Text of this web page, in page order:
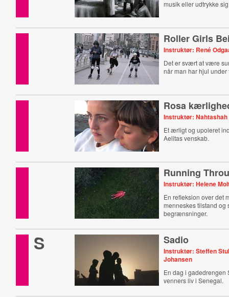
musik eller udtrykke
Roller Girls
Instruktør: René
Det er svært at være
når man har hjul under
Rosa
Instruktør:
Et ærligt og upoleret
Aelitas venskab.
Running
Instruktør: Helene
En refleksion over det
menneskes tilstand og
begrænsninger.
S Sadio
Instruktør: Steffen
Johansen
En dag i gadedrengen
venners liv i Senegal.